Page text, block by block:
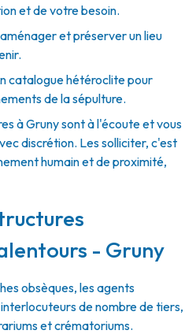
et de votre besoin.
aménager et préserver un lieu
catalogue hétéroclite pour
de la sépulture.
à Gruny sont à l'écoute et vous
discrétion. Les solliciter, c'est
humain et de proximité,
- Gruny
obsèques, les agents
de nombre de tiers,
et crématoriums.